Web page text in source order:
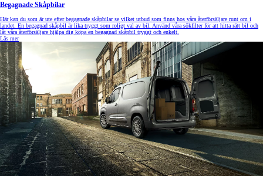
Begagnade Skåpbilar
Här kan du som är ute efter begagnade skåpbilar se vilket utbud som finns hos våra återförsäljare runt om i
landet. En begagnad skåpbil är lika tryggt som roligt val av bil. Använd våra sökfilter för att hitta rätt bil och
låt våra återförsäljare hjälpa dig köpa en begagnad skåpbil tryggt och enkelt.
Läs mer